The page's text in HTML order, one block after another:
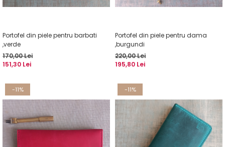
Portofel din piele pentru barbati
,verde
170,00 Lei
151,30 Lei
Portofel din piele pentru dama
,burgundi
220,00 Lei
195,80 Lei
-11% -11%